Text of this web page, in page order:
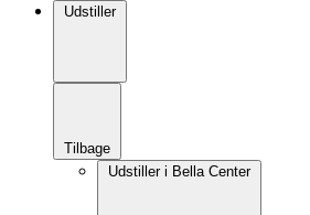
Udstiller
Tilbage
Udstiller i Bella Center